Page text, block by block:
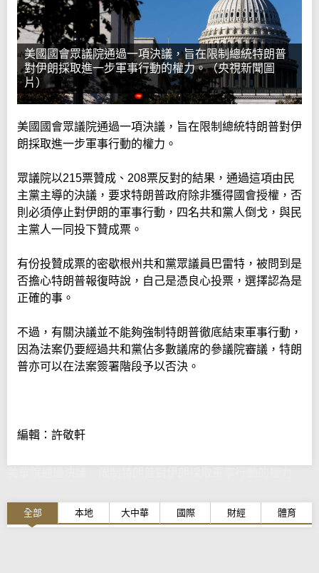
美國國會眾議院通過一項決議，旨在限制總統特朗普
對伊朗採取進一步軍事行動的權力。（央視新聞圖
片）
美國國會眾議院通過一項決議，旨在限制總統特朗普對伊
朗採取進一步軍事行動的權力。
眾議院以215票贊成、208票反對的結果，通過這項由民
主黨主導的決議，要求特朗普政府除非獲得國會授權，否
則必須停止對伊朗的軍事行動，四名共和黨人倒戈，與民
主黨人一同投下贊成票。
有份投贊成票的密歇根州共和黨眾議員巴雷特，被問到是
否擔心特朗普報復時說，自己是憑良心投票，選擇認為是
正確的事。
不過，有關決議並不能夠強制特朗普徹底結束軍事行動，
因為法案仍要經過共和黨佔多數議席的參議院審議，特朗
普亦可以在法案簽署階段予以否決。
編輯：許敬軒
全部 本地 大中華 國際 財經 體育